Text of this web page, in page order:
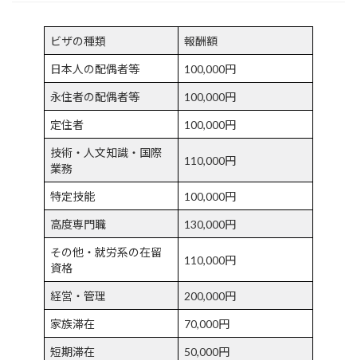
ビザの種類 報酬額
日本人の配偶者等 100,000円
永住者の配偶者等 100,000円
定住者 100,000円
技術・人文知識・国際
業務
110,000円
特定技能 100,000円
高度専門職 130,000円
その他・就労系の在留
資格
110,000円
経営・管理 200,000円
家族滞在 70,000円
短期滞在 50,000円